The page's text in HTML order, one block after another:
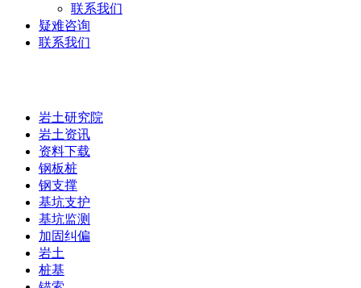
联系我们
疑难咨询
联系我们
岩土研究院
岩土资讯
资料下载
钢板桩
钢支撑
基坑支护
基坑监测
加固纠偏
岩土
桩基